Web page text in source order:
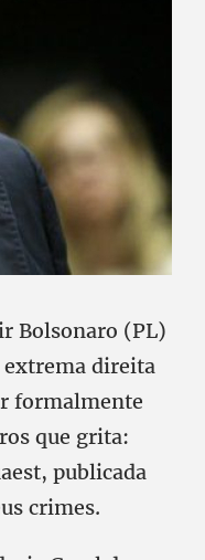
Bolsonaro (PL)
extrema direita
formalmente
que grita:
publicada
crimes.